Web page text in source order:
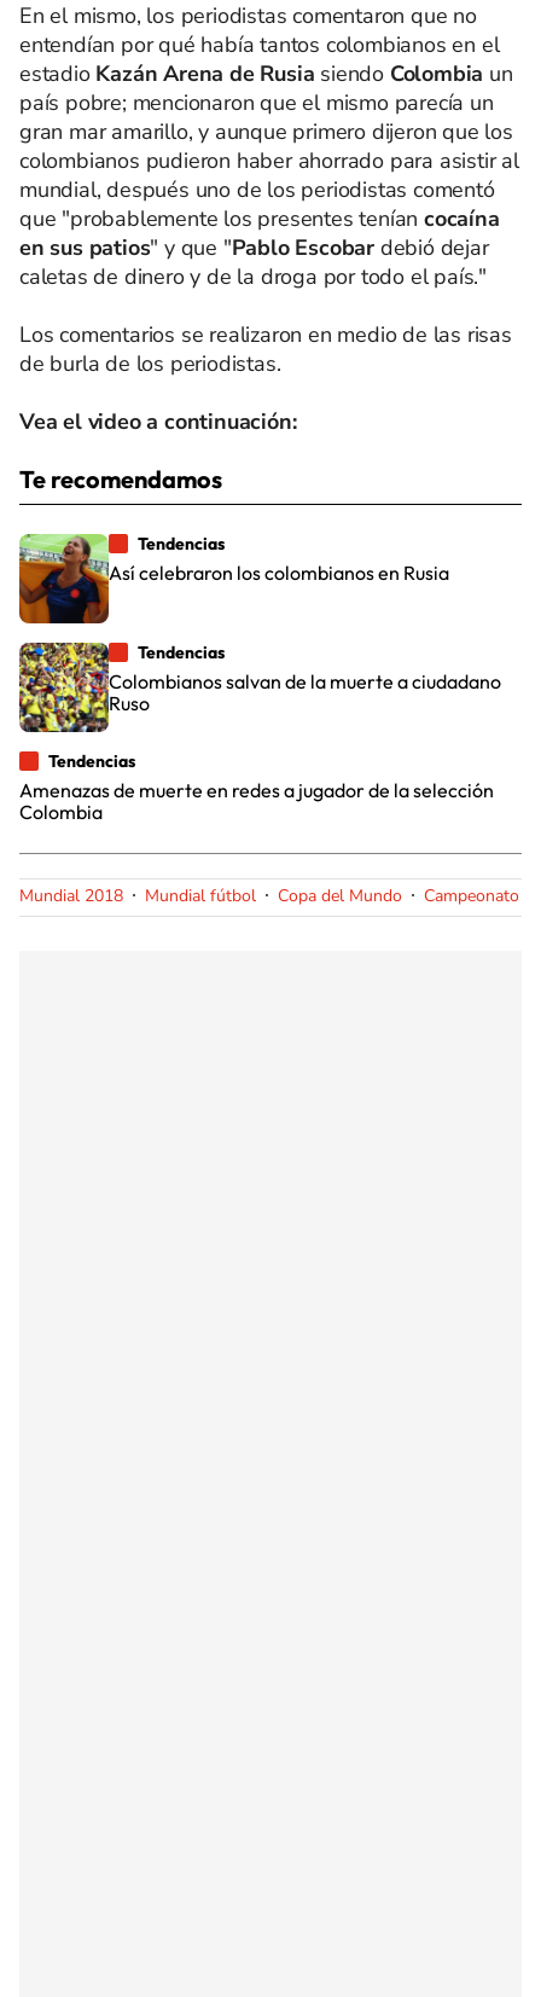
En el mismo, los periodistas comentaron que no
entendían por qué había tantos colombianos en el
estadio Kazán Arena de Rusia siendo Colombia un
país pobre; mencionaron que el mismo parecía un
gran mar amarillo, y aunque primero dijeron que los
colombianos pudieron haber ahorrado para asistir al
mundial, después uno de los periodistas comentó
que "probablemente los presentes tenían cocaína
en sus patios" y que "Pablo Escobar debió dejar
caletas de dinero y de la droga por todo el país."
Los comentarios se realizaron en medio de las risas
de burla de los periodistas.
Vea el video a continuación:
Te recomendamos
Tendencias
Así celebraron los colombianos en Rusia
Tendencias
Colombianos salvan de la muerte a ciudadano
Ruso
Tendencias
Amenazas de muerte en redes a jugador de la selección
Colombia
Mundial 2018 Mundial fútbol Copa del Mundo Campeonato